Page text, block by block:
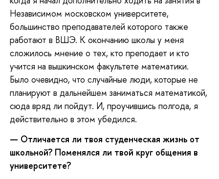
Независимом московском университете,
большинство преподавателей которого также
работают в ВШЭ. К окончанию школы у меня
сложилось мнение о тех, кто преподает и кто
учится на вышкинском факультете математики.
Было очевидно, что случайные люди, которые не
планируют в дальнейшем заниматься математикой,
сюда вряд ли пойдут. И, проучившись полгода, я
действительно в этом убедился.
— Отличается ли твоя студенческая жизнь от
школьной? Поменялся ли твой круг общения в
университете?